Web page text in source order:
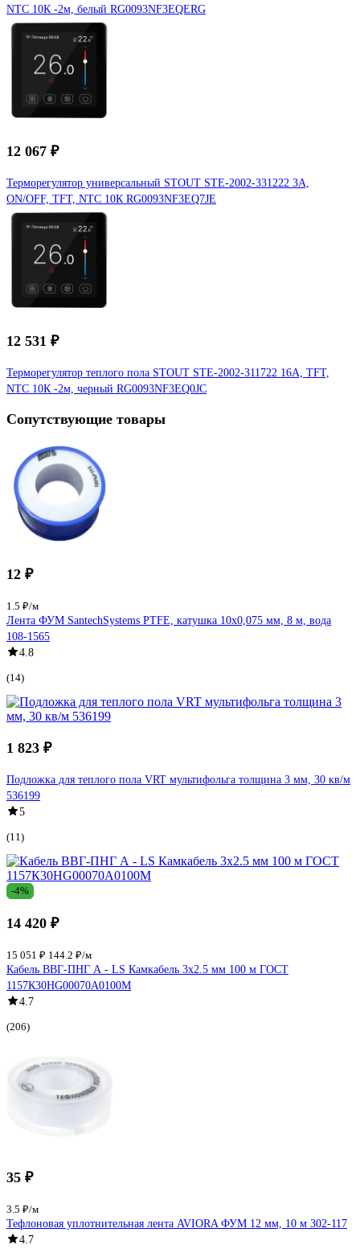
NTC 10К -2м, белый RG0093NF3EQERG
12 067 ₽
Терморегулятор универсальный STOUT STE-2002-331222 3А,
ON/OFF, TFT, NTC 10К RG0093NF3EQ7JE
12 531 ₽
Терморегулятор теплого пола STOUT STE-2002-311722 16А, TFT,
NTC 10К -2м, черный RG0093NF3EQ0JC
Сопутствующие товары
12 ₽
1.5 ₽/м
Лента ФУМ SantechSystems PTFE, катушка 10х0,075 мм, 8 м, вода
108-1565
4.8
(14)
1 823 ₽
Подложка для теплого пола VRT мультифольга толщина 3 мм, 30 кв/м
536199
5
(11)
-4%
14 420 ₽
15 051 ₽ 144.2 ₽/м
Кабель ВВГ-ПНГ А - LS Камкабель 3x2.5 мм 100 м ГОСТ
1157К30HG00070А0100М
4.7
(206)
35 ₽
3.5 ₽/м
Тефлоновая уплотнительная лента AVIORA ФУМ 12 мм, 10 м 302-117
4.7